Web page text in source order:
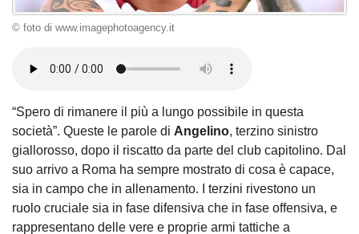
© foto di www.imagephotoagency.it
“Spero di rimanere il più a lungo possibile in questa
società”. Queste le parole di Angelino, terzino sinistro
giallorosso, dopo il riscatto da parte del club capitolino. Dal
suo arrivo a Roma ha sempre mostrato di cosa è capace,
sia in campo che in allenamento. I terzini rivestono un
ruolo cruciale sia in fase difensiva che in fase offensiva, e
rappresentano delle vere e proprie armi tattiche a